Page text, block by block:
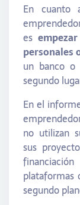
En cuanto
es
personales
un banco o
segundo
En el
no utilizan
sus
plataformas
segundo